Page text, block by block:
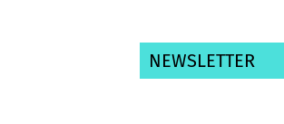
NEWSLETTER